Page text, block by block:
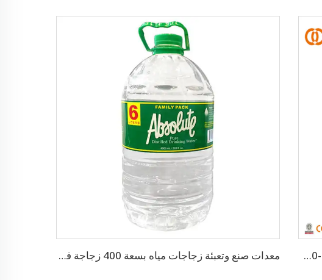
خط إنتاج كامل لمياه الشرب في زجاجات سعة 3-10 لتر بسعة 2,000 زجاجة/ساعة معدات صنع وتعبئة زجاجات مياه بسعة 400 زجاجة في الساعة سعة 3-10 لتر